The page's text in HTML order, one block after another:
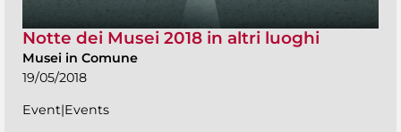
Notte dei Musei 2018 in altri luoghi
Musei in Comune
19/05/2018
Event|Events